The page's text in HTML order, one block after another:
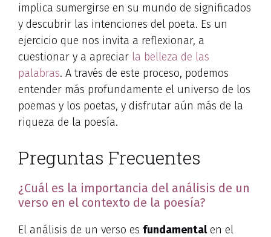
implica sumergirse en su mundo de significados
y descubrir las intenciones del poeta. Es un
ejercicio que nos invita a reflexionar, a
cuestionar y a apreciar la belleza de las
palabras. A través de este proceso, podemos
entender más profundamente el universo de los
poemas y los poetas, y disfrutar aún más de la
riqueza de la poesía.
Preguntas Frecuentes
¿Cuál es la importancia del análisis de un
verso en el contexto de la poesía?
El análisis de un verso es fundamentalen el